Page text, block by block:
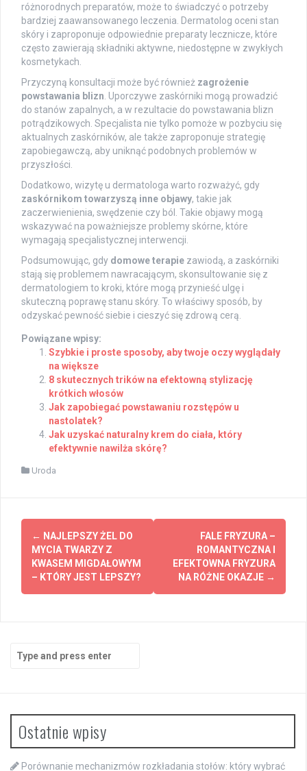
różnorodnych preparatów, może to świadczyć o potrzeby
bardziej zaawansowanego leczenia. Dermatolog oceni stan
skóry i zaproponuje odpowiednie preparaty lecznicze, które
często zawierają składniki aktywne, niedostępne w zwykłych
kosmetykach.
Przyczyną konsultacji może być również zagrożenie
powstawania blizn. Uporczywe zaskórniki mogą prowadzić
do stanów zapalnych, a w rezultacie do powstawania blizn
potrądzikowych. Specjalista nie tylko pomoże w pozbyciu się
aktualnych zaskórników, ale także zaproponuje strategię
zapobiegawczą, aby uniknąć podobnych problemów w
przyszłości.
Dodatkowo, wizytę u dermatologa warto rozważyć, gdy
zaskórnikom towarzyszą inne objawy, takie jak
zaczerwienienia, swędzenie czy ból. Takie objawy mogą
wskazywać na poważniejsze problemy skórne, które
wymagają specjalistycznej interwencji.
Podsumowując, gdy domowe terapie zawiodą, a zaskórniki
stają się problemem nawracającym, skonsultowanie się z
dermatologiem to kroki, które mogą przynieść ulgę i
skuteczną poprawę stanu skóry. To właściwy sposób, by
odzyskać pewność siebie i cieszyć się zdrową cerą.
Powiązane wpisy:
Szybkie i proste sposoby, aby twoje oczy wyglądały
na większe
8 skutecznych trików na efektowną stylizację
krótkich włosów
Jak zapobiegać powstawaniu rozstępów u
nastolatek?
Jak uzyskać naturalny krem do ciała, który
efektywnie nawilża skórę?
Uroda
Post
navigation
← NAJLEPSZY ŻEL DO
MYCIA TWARZY Z
KWASEM MIGDAŁOWYM
– KTÓRY JEST LEPSZY?
FALE FRYZURA –
ROMANTYCZNA I
EFEKTOWNA FRYZURA
NA RÓŻNE OKAZJE →
Search
for:
Ostatnie wpisy
Porównanie mechanizmów rozkładania stołów: który wybrać